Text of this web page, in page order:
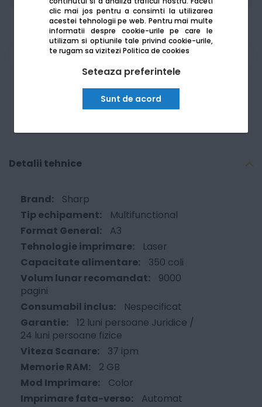
clic mai jos pentru a consimti la utilizarea
acestei tehnologii pe web. Pentru mai multe
informatii despre cookie-urile pe care le
utilizam si optiunile tale privind cookie-urile,
te rugam sa viziteziPolitica de cookies
Seteaza preferintele
Sunt de acord
Am nevoie de ajutor
Detalii tehnice
Sharp
Multifunctional
A3
Laser
350 coli
9000
pagini
Nespecificat
12 luni persoane Juridice /
24 luni persoane fizice
37 ipm
2 GB
Color
Automat